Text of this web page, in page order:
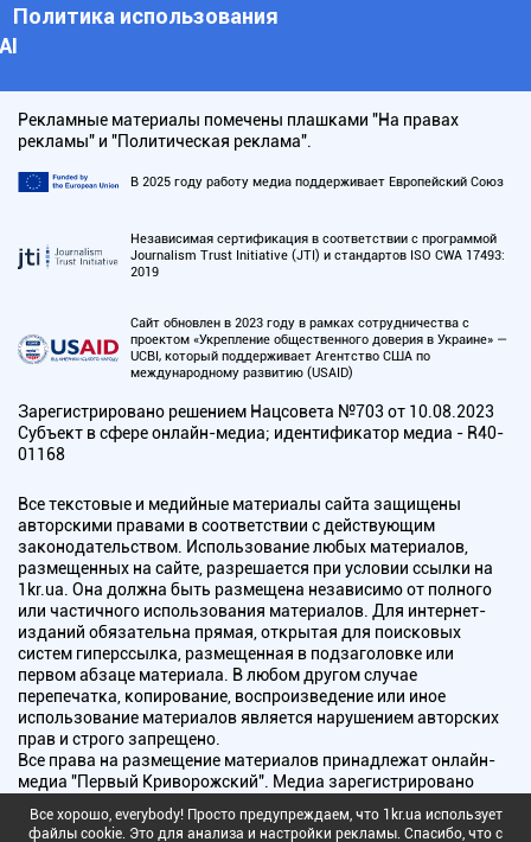
Политика использования
АI
Рекламные материалы помечены плашками "На правах
рекламы" и "Политическая реклама".
В 2025 году работу медиа поддерживает Европейский Союз
Независимая сертификация в соответствии с программой
Journalism Trust Initiative (JTI) и стандартов ISO CWA 17493:
2019
Сайт обновлен в 2023 году в рамках сотрудничества с
проектом «Укрепление общественного доверия в Украине» —
UCBI, который поддерживает Агентство США по
международному развитию (USAID)
Зарегистрировано решением Нацсовета №703 от 10.08.2023
Субъект в сфере онлайн-медиа; идентификатор медиа - R40-
01168
Все текстовые и медийные материалы сайта защищены
авторскими правами в соответствии с действующим
законодательством. Использование любых материалов,
размещенных на сайте, разрешается при условии ссылки на
1kr.ua. Она должна быть размещена независимо от полного
или частичного использования материалов. Для интернет-
изданий обязательна прямая, открытая для поисковых
систем гиперссылка, размещенная в подзаголовке или
первом абзаце материала. В любом другом случае
перепечатка, копирование, воспроизведение или иное
использование материалов является нарушением авторских
прав и строго запрещено.
Все права на размещение материалов принадлежат онлайн-
медиа "Первый Криворожский". Медиа зарегистрировано
радиовещания.
Все хорошо, everybody! Просто предупреждаем, что 1kr.ua использует
файлы cookie. Это для анализа и настройки рекламы. Спасибо, что с